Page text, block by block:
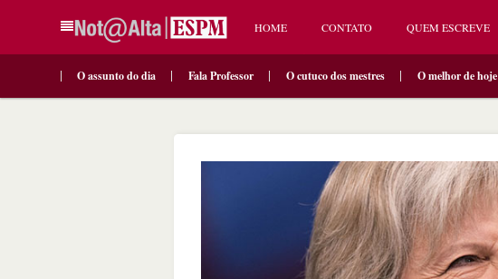
HOME CONTATO QUEM ESCREVE
O assunto do dia Fala Professor O cutuco dos mestres O melhor de hoje